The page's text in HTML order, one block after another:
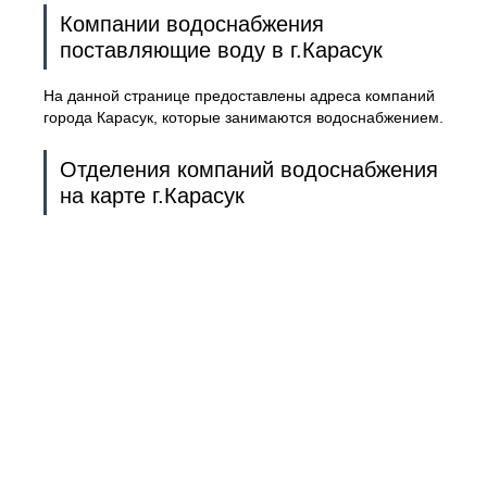
Компании водоснабжения
поставляющие воду в г.Карасук
На данной странице предоставлены адреса компаний
города Карасук, которые занимаются водоснабжением.
Отделения компаний водоснабжения
на карте г.Карасук